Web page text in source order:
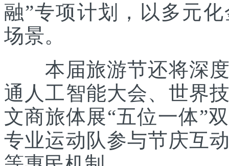
融”专项计划，以多元
场景。
本届旅游节还将深度
通人工智能大会、世界
文商旅体展“五位一体”
专业运动队参与节庆互